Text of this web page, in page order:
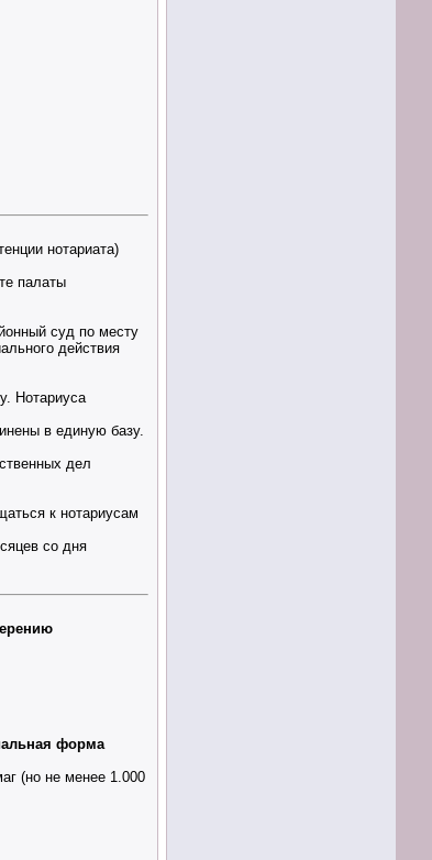
нотариата)
палаты
суд по месту
действия
Нотариуса
в единую базу.
дел
к нотариусам
со дня
форма
(но не менее 1.000